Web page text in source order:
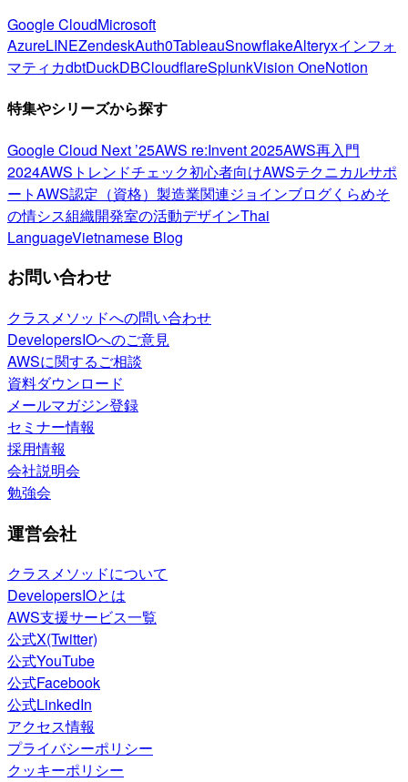
Google CloudMicrosoft
AzureLINEZendeskAuth0TableauSnowflakeAlteryxインフォ
マティカdbtDuckDBCloudflareSplunkVision OneNotion
特集やシリーズから探す
Google Cloud Next ’25AWS re:Invent 2025AWS再入門
2024AWSトレンドチェック初心者向けAWSテクニカルサポ
ートAWS認定（資格） 製造業関連ジョインブログくらめそ
の情シス組織開発室の活動デザインThai
LanguageVietnamese Blog
お問い合わせ
クラスメソッドへの問い合わせ
DevelopersIOへのご意見
AWSに関するご相談
資料ダウンロード
メールマガジン登録
セミナー情報
採用情報
会社説明会
勉強会
運営会社
クラスメソッドについて
DevelopersIOとは
AWS支援サービス一覧
公式X(Twitter)
公式YouTube
公式Facebook
公式LinkedIn
アクセス情報
プライバシーポリシー
クッキーポリシー